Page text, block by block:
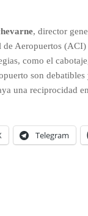
, director
Aeropuertos (ACI)
como el
son
una reciprocidad
Telegram